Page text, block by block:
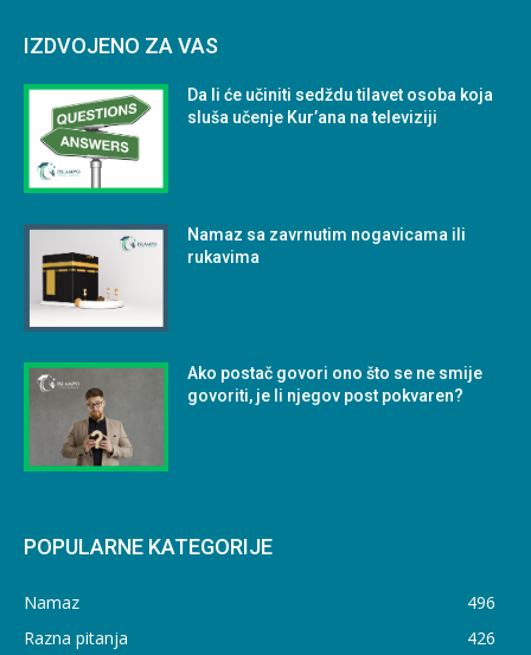
IZDVOJENO ZA VAS
Da li će učiniti sedždu tilavet osoba koja
sluša učenje Kur’ana na televiziji
Namaz sa zavrnutim nogavicama ili
rukavima
Ako postač govori ono što se ne smije
govoriti, je li njegov post pokvaren?
POPULARNE KATEGORIJE
Namaz
496
Razna pitanja
426